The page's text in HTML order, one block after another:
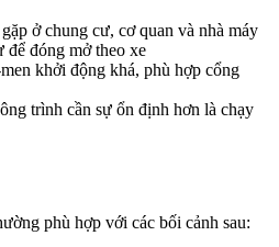
ở chung cư, cơ quan và nhà máy
để đóng mở theo xe
khởi động khá, phù hợp cổng
trình cần sự ổn định hơn là chạy
phù hợp với các bối cảnh sau: